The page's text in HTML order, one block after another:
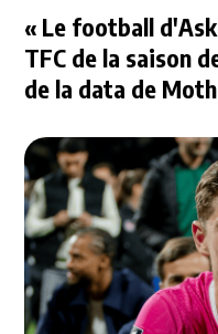
« Le football
TFC de la saison
de la data de